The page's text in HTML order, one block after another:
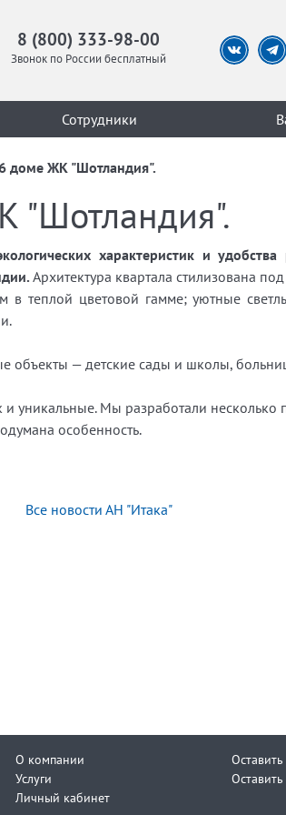
8 (800) 333-98-00
Звонок по России бесплатный
Сотрудники
доме ЖК "Шотландия".
"Шотландия".
характеристик и
Архитектура квартала стилизована
теплой цветовой гамме; уютные
объекты — детские сады и школы,
уникальные. Мы разработали несколько
особенность.
Все новости АН "Итака"
О компании
Услуги
Личный кабинет
Оставить